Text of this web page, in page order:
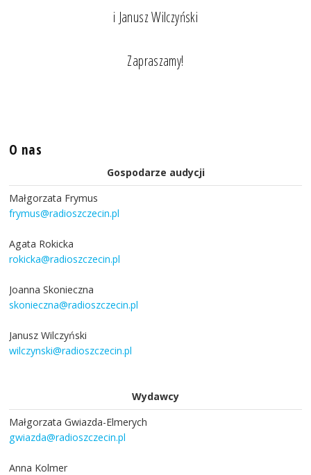
i Janusz Wilczyński
Zapraszamy!
O nas
Gospodarze audycji
Małgorzata Frymus
frymus@radioszczecin.pl
Agata Rokicka
rokicka@radioszczecin.pl
Joanna Skonieczna
skonieczna@radioszczecin.pl
Janusz Wilczyński
wilczynski@radioszczecin.pl
Wydawcy
Małgorzata Gwiazda-Elmerych
gwiazda@radioszczecin.pl
Anna Kolmer